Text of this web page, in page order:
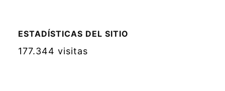
ESTADÍSTICAS DEL SITIO
177.344 visitas